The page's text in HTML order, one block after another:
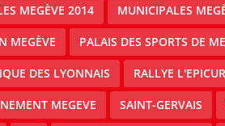
MEGÈVE 2014 MUNICIPALES
MEGÈVE PALAIS DES SPORTS DE
DES LYONNAIS RALLYE
MEGEVE SAINT-GERVAIS